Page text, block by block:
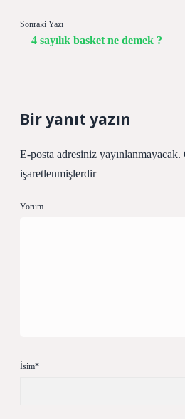
Sonraki Yazı
4 sayılık basket ne demek ?
Bir yanıt yazın
E-posta adresiniz yayınlanmayacak.
işaretlenmişlerdir
Yorum
İsim*